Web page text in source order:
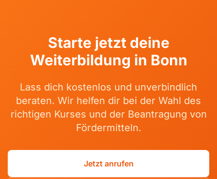
Starte jetzt deine
Weiterbildung in Bonn
Lass dich kostenlos und unverbindlich
beraten. Wir helfen dir bei der Wahl des
richtigen Kurses und der Beantragung von
Fördermitteln.
Jetzt anrufen